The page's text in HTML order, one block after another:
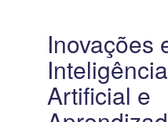
Inovações
Inteligência
Artificial e